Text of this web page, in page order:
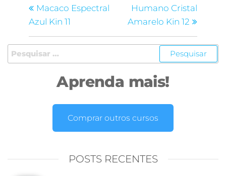
Macaco Espectral
Azul Kin 11
Humano Cristal
Amarelo Kin 12
Aprenda mais!
Comprar outros cursos
POSTS RECENTES